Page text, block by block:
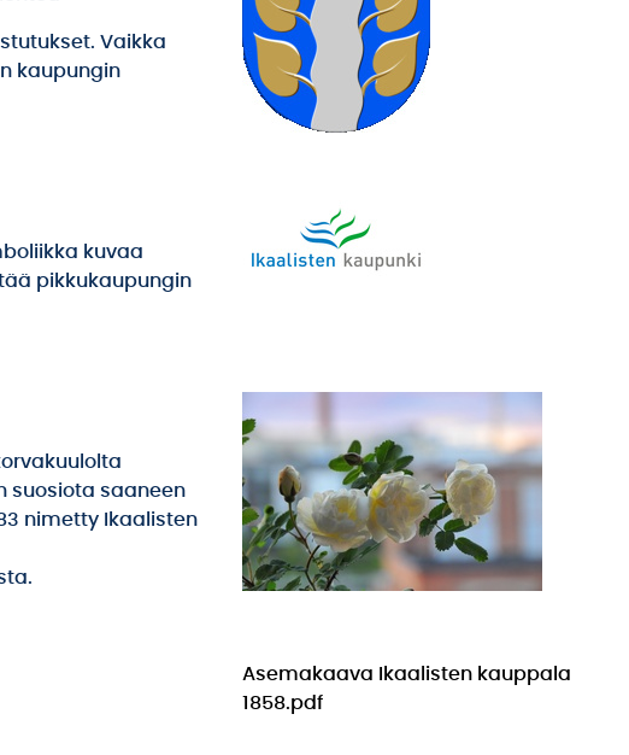
Vaikka
kaupungin
kuvaa
pikkukaupungin
suosiota saaneen
nimetty Ikaalisten
Asemakaava Ikaalisten kauppala
1858.pdf